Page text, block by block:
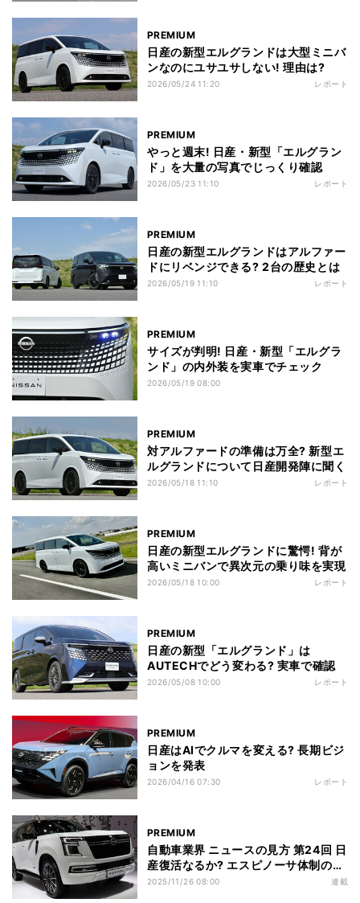
PREMIUM
日産の新型エルグランドは大型ミニバ
ンなのにユサユサしない! 理由は?
2026/05/24 11:20 レポート
PREMIUM
やっと週末! 日産・新型「エルグラン
ド」を大量の写真でじっくり確認
2026/05/23 11:10 レポート
PREMIUM
日産の新型エルグランドはアルファー
ドにリベンジできる? 2台の歴史とは
2026/05/19 11:10 レポート
PREMIUM
サイズが判明! 日産・新型「エルグラ
ンド」の内外装を実車でチェック
2026/05/19 08:00
PREMIUM
対アルファードの準備は万全? 新型エ
ルグランドについて日産開発陣に聞く
2026/05/18 11:10 レポート
PREMIUM
日産の新型エルグランドに驚愕! 背が
高いミニバンで異次元の乗り味を実現
2026/05/18 10:00 レポート
PREMIUM
日産の新型「エルグランド」は
AUTECHでどう変わる? 実車で確認
2026/05/08 10:00 レポート
PREMIUM
日産はAIでクルマを変える? 長期ビジ
ョンを発表
2026/04/16 07:30 レポート
PREMIUM
自動車業界 ニュースの見方 第24回 日
産復活なるか? エスピノーサ体制の商
品投入策を問う
2025/11/26 08:00 連載